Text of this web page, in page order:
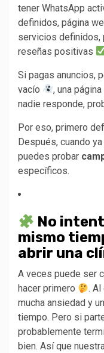
tener WhatsApp
definidos, página
servicios definidos,
reseñas positivas
Si pagas anuncios,
vacío
, una
nadie responde,
Por eso, primero
Después, cuando
puedes probar
específicos.
No
mismo
abrir una
A veces puede ser
hacer primero
. Al
mucha ansiedad y
tiempo. Pero si
probablemente
bien. Así que